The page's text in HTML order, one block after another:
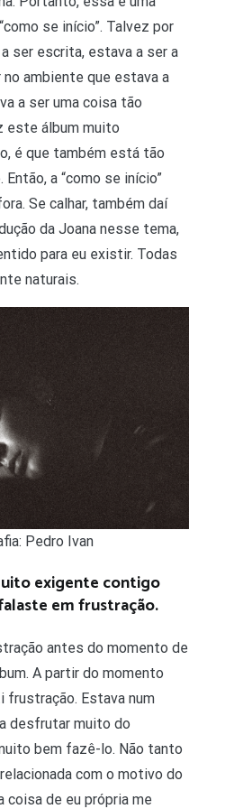
se início”. Talvez por
ser escrita, estava a ser a
ambiente que estava a
a ser uma coisa tão
este álbum muito
é que também está tão
a “como se início”
Se calhar, também daí
da Joana nesse tema,
para eu existir. Todas
naturais.
Pedro Ivan
exigente contigo
em frustração.
antes do momento de
A partir do momento
frustração. Estava num
desfrutar muito do
bem fazê-lo. Não tanto
com o motivo do
coisa de eu própria me